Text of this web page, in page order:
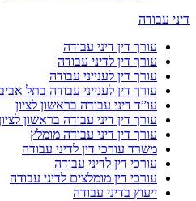
דיני עבודה
עורך דין דיני עבודה
עורך דין לדיני עבודה
עורך דין לענייני עבודה
עורך דין לענייני עבודה בתל
עו”ד דיני עבודה בראשון לציון
עורך דין דיני עבודה בראשון
עורך דין דיני עבודה מומלץ
משרד עורכי דין לדיני עבודה
עורכי דין לדיני עבודה
עורכי דין מומלצים לדיני עבודה
ייעוץ בדיני עבודה